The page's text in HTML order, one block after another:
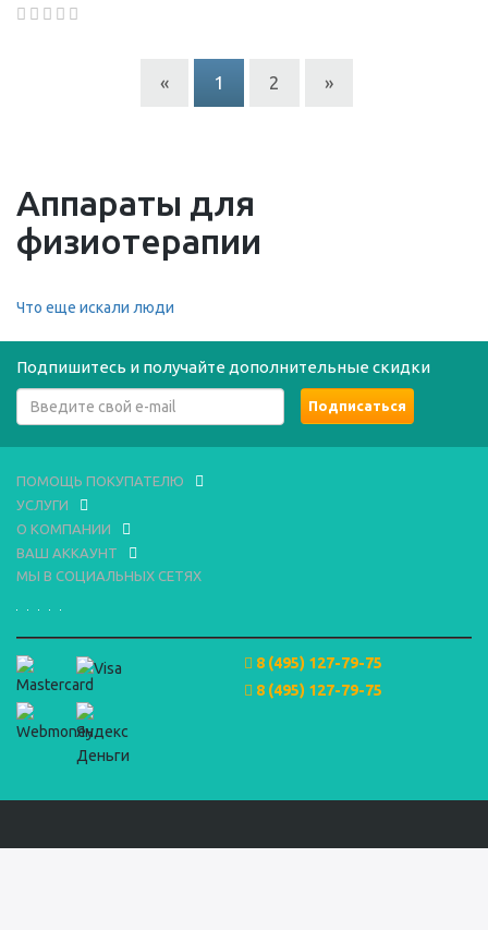
« 1 2 »
Аппараты для
физиотерапии
Что еще искали люди
Подпишитесь и получайте дополнительные скидки
ПОМОЩЬ ПОКУПАТЕЛЮ
УСЛУГИ
О КОМПАНИИ
ВАШ АККАУНТ
МЫ В СОЦИАЛЬНЫХ СЕТЯХ
8 (495) 127-79-75
8 (495) 127-79-75